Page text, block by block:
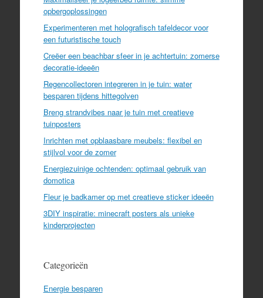
opbergoplossingen
Experimenteren met holografisch tafeldecor voor
een futuristische touch
Creëer een beachbar sfeer in je achtertuin: zomerse
decoratie-ideeën
Regencollectoren integreren in je tuin: water
besparen tijdens hittegolven
Breng strandvibes naar je tuin met creatieve
tuinposters
Inrichten met opblaasbare meubels: flexibel en
stijlvol voor de zomer
Energiezuinige ochtenden: optimaal gebruik van
domotica
Fleur je badkamer op met creatieve sticker ideeën
3DIY inspiratie: minecraft posters als unieke
kinderprojecten
Categorieën
Energie besparen